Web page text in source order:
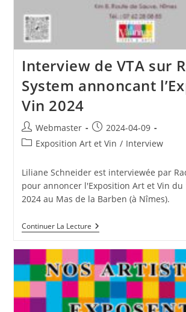
Interview de VTA sur
System annoncant
Vin 2024
Auteur/autrice
de
Webmaster
Publication
publiée :
2024-04-09
PostExposition Art et Vin / Interview
Liliane Schneider est interviewée par
pour annoncer l'Exposition Art et Vin du
2024 au Mas de la Barben (à Nîmes).
Continuer La LectureInterview
De
Radio
System
Annoncant
Art